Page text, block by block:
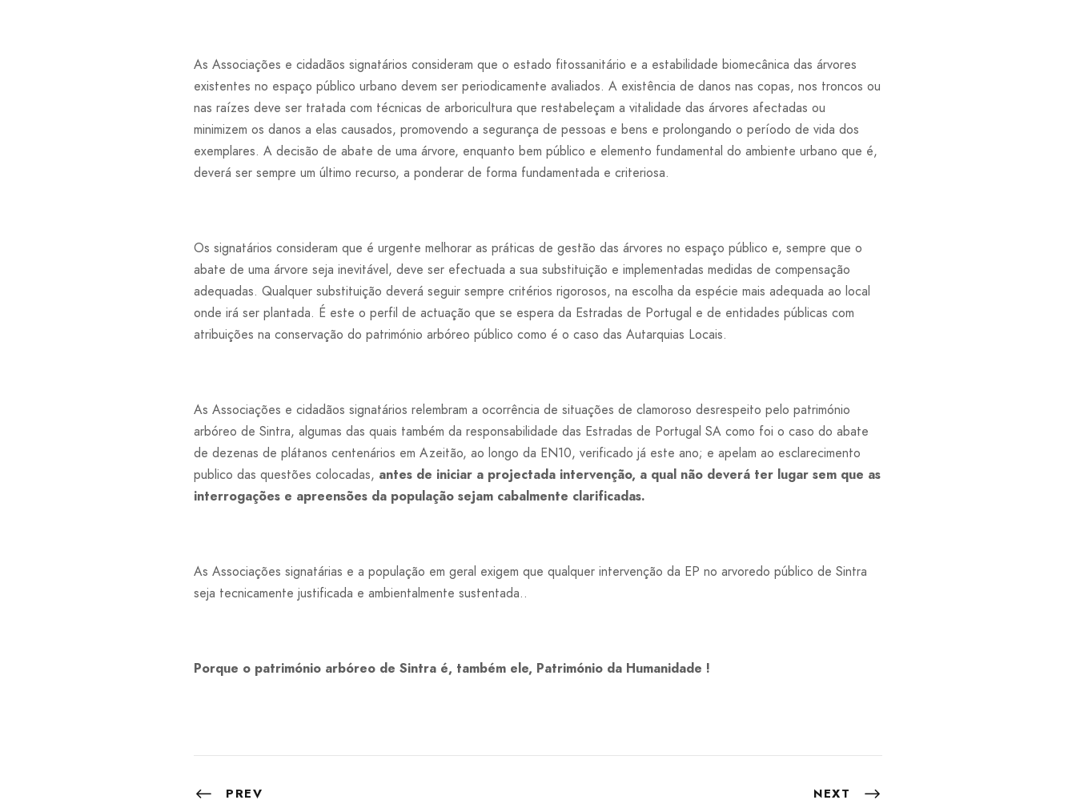
As Associações e cidadãos signatários consideram que o estado fitossanitário e a estabilidade biomecânica das árvores
existentes no espaço público urbano devem ser periodicamente avaliados. A existência de danos nas copas, nos troncos ou
nas raízes deve ser tratada com técnicas de arboricultura que restabeleçam a vitalidade das árvores afectadas ou
minimizem os danos a elas causados, promovendo a segurança de pessoas e bens e prolongando o período de vida dos
exemplares. A decisão de abate de uma árvore, enquanto bem público e elemento fundamental do ambiente urbano que é,
deverá ser sempre um último recurso, a ponderar de forma fundamentada e criteriosa.
Os signatários consideram que é urgente melhorar as práticas de gestão das árvores no espaço público e, sempre que o
abate de uma árvore seja inevitável, deve ser efectuada a sua substituição e implementadas medidas de compensação
adequadas. Qualquer substituição deverá seguir sempre critérios rigorosos, na escolha da espécie mais adequada ao local
onde irá ser plantada. É este o perfil de actuação que se espera da Estradas de Portugal e de entidades públicas com
atribuições na conservação do património arbóreo público como é o caso das Autarquias Locais.
As Associações e cidadãos signatários relembram a ocorrência de situações de clamoroso desrespeito pelo património
arbóreo de Sintra, algumas das quais também da responsabilidade das Estradas de Portugal SA como foi o caso do abate
de dezenas de plátanos centenários em Azeitão, ao longo da EN10, verificado já este ano; e apelam ao esclarecimento
publico das questões colocadas, antes de iniciar a projectada intervenção, a qual não deverá ter lugar sem que as
interrogações e apreensões da população sejam cabalmente clarificadas.
As Associações signatárias e a população em geral exigem que qualquer intervenção da EP no arvoredo público de Sintra
seja tecnicamente justificada e ambientalmente sustentada..
Porque o património arbóreo de Sintra é, também ele, Património da Humanidade !
PREV NEXT